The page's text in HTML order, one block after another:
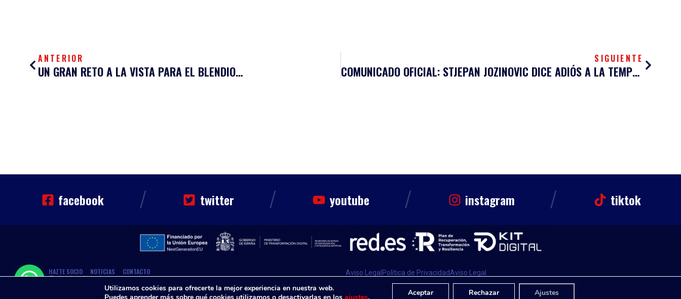
ANTERIOR
UN GRAN RETO A LA VISTA PARA EL BLENDIO SINFÍN
SIGUIENTE
COMUNICADO OFICIAL: STJEPAN JOZINOVIC DICE ADIÓS A LA TEMPORADA
facebook / twitter / youtube / instagram / tiktok
CLUB HAZTE SOCIO NOTICIAS CONTACTO
Sinfin. Todos los derechos reservados
Aviso Legal Política de PrivacidadAviso Legal
Diseño Web por
Disenium
Utilizamos cookies para ofrecerte la mejor experiencia en nuestra web.
Aceptar Rechazar Ajustes